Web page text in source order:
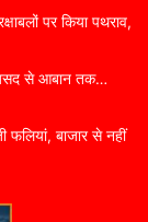
पर किया पथराव,
से आबान तक…
फलियां, बाजार से नहीं